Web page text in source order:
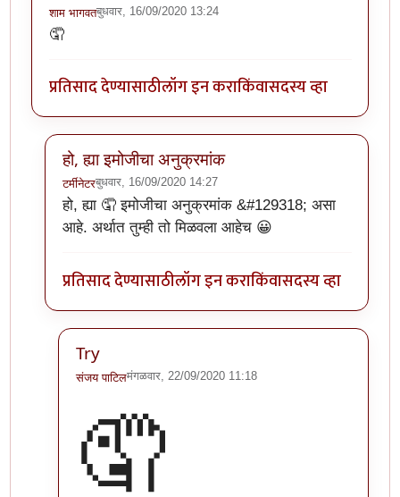
शाम भागवतबुधवार, 16/09/2020 13:24
🤦
प्रतिसाद देण्यासाठीलॉग इन कराकिंवासदस्य व्हा
हो, ह्या इमोजीचा अनुक्रमांक
टर्मीनेटरबुधवार, 16/09/2020 14:27
In reply toही पण हल्ली बऱ्याच वेळेस वापरायला लागते.
हो, ह्या 🤦 इमोजीचा अनुक्रमांक &#129318; असा
आहे. अर्थात तुम्ही तो मिळवला आहेच 😀
प्रतिसाद देण्यासाठीलॉग इन कराकिंवासदस्य व्हा
Try
संजय पाटिलमंगळवार, 22/09/2020 11:18
🤦